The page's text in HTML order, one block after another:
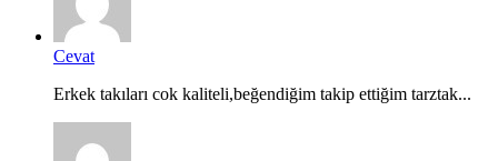
Cevat
Erkek takıları cok kaliteli,beğendiğim takip ettiğim tarztak...